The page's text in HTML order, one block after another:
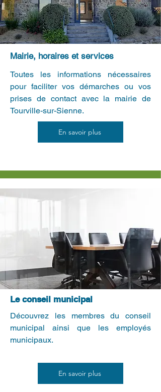
Mairie, horaires et services
Toutes les informations nécessaires
pour faciliter vos démarches ou vos
prises de contact avec la mairie de
Tourville-sur-Sienne.
En savoir plus
Le conseil municipal
Découvrez les membres du conseil
municipal ainsi que les employés
municipaux.
En savoir plus